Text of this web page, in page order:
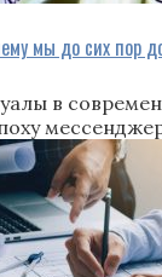
мы до сих пор
в